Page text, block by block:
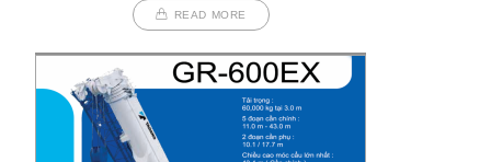
READ MORE